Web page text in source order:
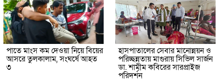
পাতে মাংস কম দেওয়া নিয়ে বিয়ের
আসরে তুলকালাম, সংঘর্ষে আহত
৩
হাসপাতালের সেবার মানোন্নয়ন ও
পরিচ্ছন্নতায় মাগুরায় সিভিল সার্জন
ডা. শামীম কবিরের সারপ্রাইজ
পরিদর্শন